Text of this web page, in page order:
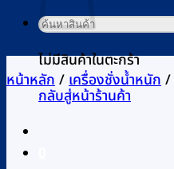
ไม่มีสินค้าในตะกร้า
กลับสู่หน้าร้านค้า
ค้นหา:
หน้าหลัก/เครื่องชั่งน้ำหนัก/